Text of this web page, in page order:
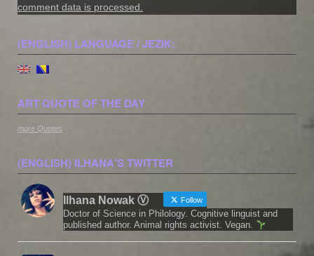
comment data is processed.
(ENGLISH) LANGUAGE / JEZIK:
ART QUOTE OF THE DAY
more Quotes
(ENGLISH) ILHANA'S TWITTER
Ilhana Nowak Ⓥ Follow
Doctor of Science in Philology. Cognitive linguist and
published author. Animal rights activist. Vegan.